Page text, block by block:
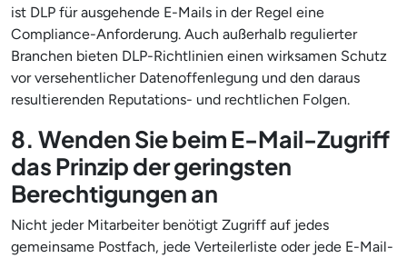
ist DLP für ausgehende E-Mails in der Regel eine
Compliance-Anforderung. Auch außerhalb regulierter
Branchen bieten DLP-Richtlinien einen wirksamen Schutz
vor versehentlicher Datenoffenlegung und den daraus
resultierenden Reputations- und rechtlichen Folgen.
8. Wenden Sie beim E-Mail-Zugriff
das Prinzip der geringsten
Berechtigungen an
Nicht jeder Mitarbeiter benötigt Zugriff auf jedes
gemeinsame Postfach, jede Verteilerliste oder jede E-Mail-